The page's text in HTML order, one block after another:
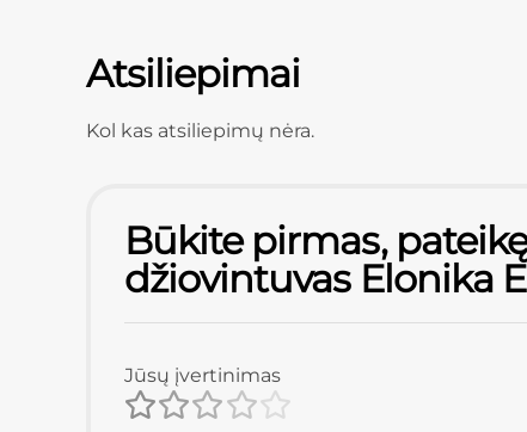
Atsiliepimai
Kol kas atsiliepimų nėra.
Būkite pirmas,
džiovintuvas Elonika
Jūsų įvertinimas